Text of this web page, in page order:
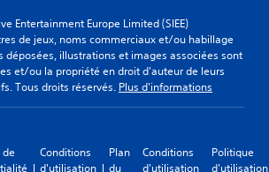
Entertainment Europe Limited (SIEE)
de jeux, noms commerciaux et/ou habillage
déposées, illustrations et images associées sont
et/ou la propriété en droit d'auteur de leurs
Tous droits réservés. Plus d'informations
de
Conditions
d'utilisation
Plan
du
Conditions
d'utilisation
Politique
d'utilisation